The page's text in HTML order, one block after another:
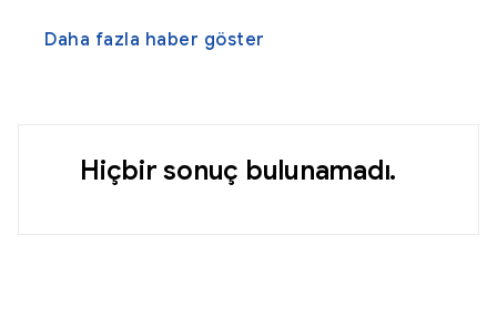
Daha fazla haber göster
Hiçbir sonuç bulunamadı.